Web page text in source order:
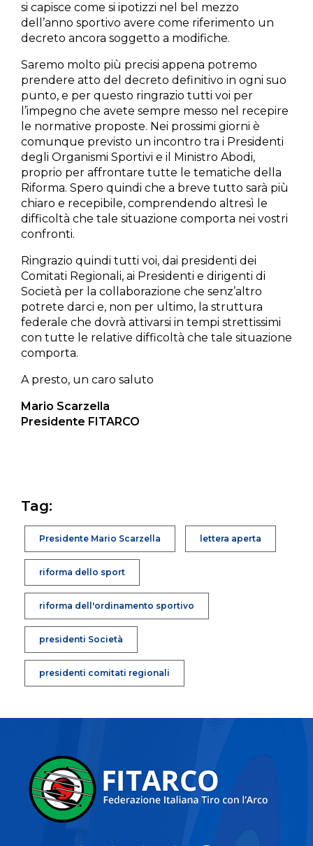
si capisce come si ipotizzi nel bel mezzo
dell’anno sportivo avere come riferimento un
decreto ancora soggetto a modifiche.
Saremo molto più precisi appena potremo
prendere atto del decreto definitivo in ogni suo
punto, e per questo ringrazio tutti voi per
l’impegno che avete sempre messo nel recepire
le normative proposte. Nei prossimi giorni è
comunque previsto un incontro tra i Presidenti
degli Organismi Sportivi e il Ministro Abodi,
proprio per affrontare tutte le tematiche della
Riforma. Spero quindi che a breve tutto sarà più
chiaro e recepibile, comprendendo altresì le
difficoltà che tale situazione comporta nei vostri
confronti.
Ringrazio quindi tutti voi, dai presidenti dei
Comitati Regionali, ai Presidenti e dirigenti di
Società per la collaborazione che senz’altro
potrete darci e, non per ultimo, la struttura
federale che dovrà attivarsi in tempi strettissimi
con tutte le relative difficoltà che tale situazione
comporta.
A presto, un caro saluto
Mario Scarzella
Presidente FITARCO
Tag:
Presidente Mario Scarzella lettera aperta
riforma dello sport
riforma dell'ordinamento sportivo
presidenti Società
presidenti comitati regionali